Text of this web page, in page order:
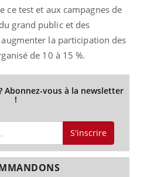
ce test et aux campagnes de
grand public et des
augmenter la participation des
de 10 à 15 %.
Abonnez-vous à la newsletter
!
S'inscrire